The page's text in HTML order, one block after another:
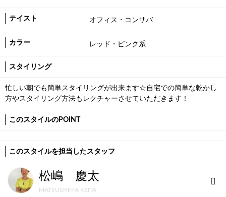
テイスト オフィス・コンサバ
カラー レッド・ピンク系
スタイリング
忙しい朝でも簡単スタイリングが出来ます☆自宅での簡単な乾かし
方やスタイリング方法もレクチャーさせていただきます！
このスタイルのPOINT
このスタイルを担当したスタッフ
松嶋 慶太
MATSUSHIMA KEITA